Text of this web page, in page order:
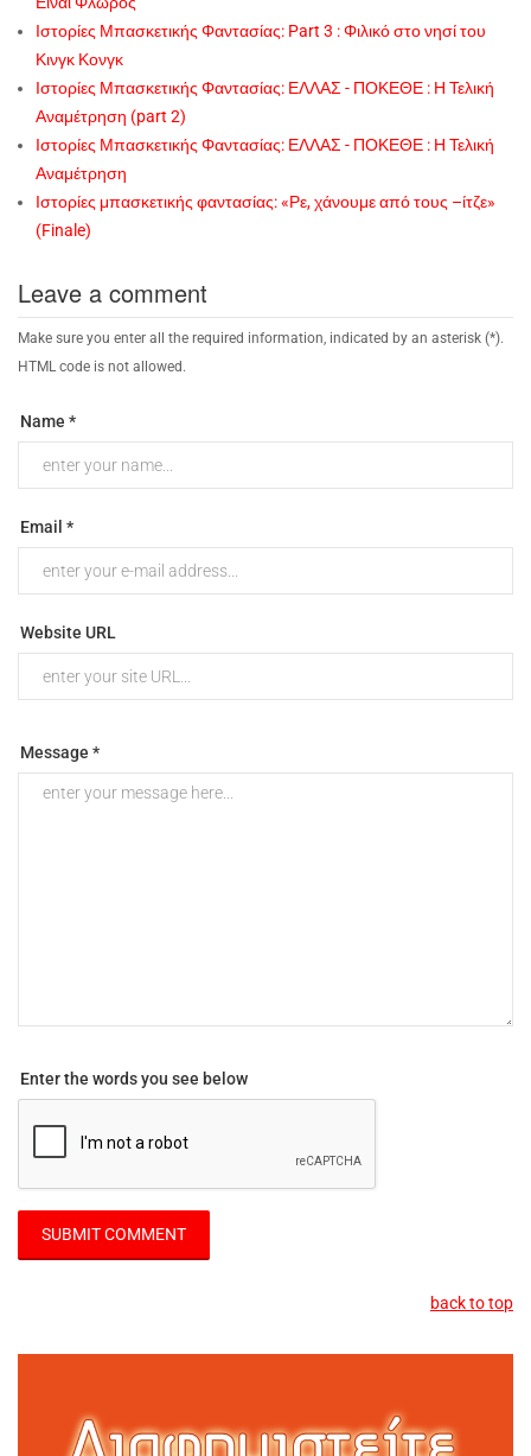
Ιστορίες Μπασκετικής Φαντασίας: Part 3 : Φιλικό στο νησί του
Κινγκ Κονγκ
Ιστορίες Μπασκετικής Φαντασίας: ΕΛΛΑΣ - ΠΟΚΕΘΕ : Η Τελική
Αναμέτρηση (part 2)
Ιστορίες Μπασκετικής Φαντασίας: ΕΛΛΑΣ - ΠΟΚΕΘΕ : Η Τελική
Αναμέτρηση
Ιστορίες μπασκετικής φαντασίας: «Ρε, χάνουμε από τους –ίτζε»
(Finale)
Leave a comment
Make sure you enter all the required information, indicated by an asterisk (*).
HTML code is not allowed.
Name *
Email *
Website URL
Message *
Enter the words you see below
back to top